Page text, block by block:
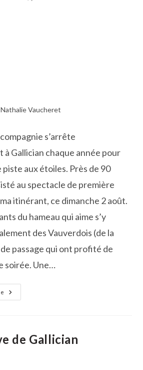
autrice
:
Nathalie Vaucheret
s’arrête
Gallician chaque année pour
piste aux étoiles. Près de 90
au spectacle de première
itinérant, ce dimanche 2 août.
du hameau qui aime s’y
des Vauverdois (de la
passage qui ont profité de
soirée. Une…
Gallician
:
Conviviale
Dans
de Gallician